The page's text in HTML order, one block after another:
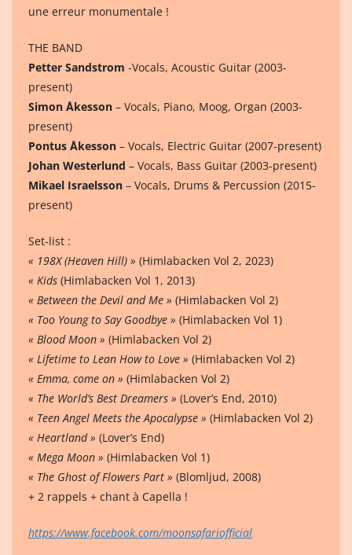
une erreur monumentale !
THE BAND
Petter Sandstrom -Vocals, Acoustic Guitar (2003-
present)
Simon Åkesson – Vocals, Piano, Moog, Organ (2003-
present)
Pontus Åkesson – Vocals, Electric Guitar (2007-present)
Johan Westerlund – Vocals, Bass Guitar (2003-present)
Mikael Israelsson – Vocals, Drums & Percussion (2015-
present)
Set-list :
« 198X (Heaven Hill) » (Himlabacken Vol 2, 2023)
« Kids (Himlabacken Vol 1, 2013)
« Between the Devil and Me » (Himlabacken Vol 2)
« Too Young to Say Goodbye » (Himlabacken Vol 1)
« Blood Moon » (Himlabacken Vol 2)
« Lifetime to Lean How to Love » (Himlabacken Vol 2)
« Emma, come on » (Himlabacken Vol 2)
« The World’s Best Dreamers » (Lover’s End, 2010)
« Teen Angel Meets the Apocalypse » (Himlabacken Vol 2)
« Heartland » (Lover’s End)
« Mega Moon » (Himlabacken Vol 1)
« The Ghost of Flowers Part » (Blomljud, 2008)
+ 2 rappels + chant à Capella !
https://www.facebook.com/moonsafariofficial